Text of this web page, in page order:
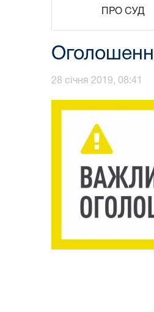
ПРО СУД
28 січня 2019, 08:41